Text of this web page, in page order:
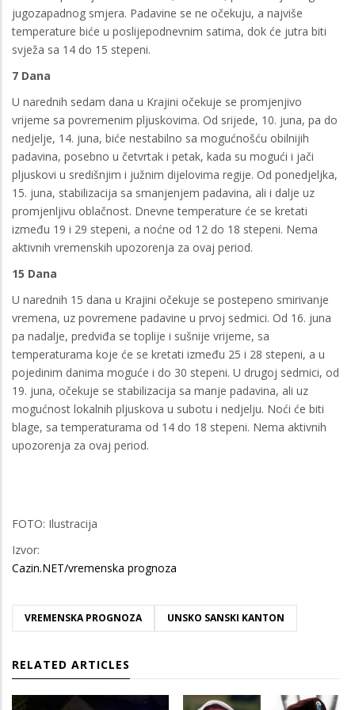
jugozapadnog smjera. Padavine se ne očekuju, a najviše
temperature biće u poslijepodnevnim satima, dok će jutra biti
svježa sa 14 do 15 stepeni.
7 Dana
U narednih sedam dana u Krajini očekuje se promjenjivo
vrijeme sa povremenim pljuskovima. Od srijede, 10. juna, pa do
nedjelje, 14. juna, biće nestabilno sa mogućnošću obilnijih
padavina, posebno u četvrtak i petak, kada su mogući i jači
pljuskovi u središnjim i južnim dijelovima regije. Od ponedjeljka,
15. juna, stabilizacija sa smanjenjem padavina, ali i dalje uz
promjenljivu oblačnost. Dnevne temperature će se kretati
između 19 i 29 stepeni, a noćne od 12 do 18 stepeni. Nema
aktivnih vremenskih upozorenja za ovaj period.
15 Dana
U narednih 15 dana u Krajini očekuje se postepeno smirivanje
vremena, uz povremene padavine u prvoj sedmici. Od 16. juna
pa nadalje, predviđa se toplije i sušnije vrijeme, sa
temperaturama koje će se kretati između 25 i 28 stepeni, a u
pojedinim danima moguće i do 30 stepeni. U drugoj sedmici, od
19. juna, očekuje se stabilizacija sa manje padavina, ali uz
mogućnost lokalnih pljuskova u subotu i nedjelju. Noći će biti
blage, sa temperaturama od 14 do 18 stepeni. Nema aktivnih
upozorenja za ovaj period.
FOTO: Ilustracija
Izvor:
Cazin.NET/vremenska prognoza
VREMENSKA PROGNOZA UNSKO SANSKI KANTON
RELATED ARTICLES